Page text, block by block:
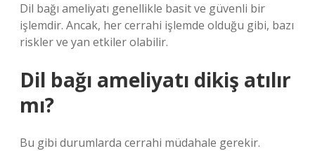
Dil bağı ameliyatı genellikle basit ve güvenli bir
işlemdir. Ancak, her cerrahi işlemde olduğu gibi, bazı
riskler ve yan etkiler olabilir.
Dil bağı ameliyatı dikiş atılır
mı?
Bu gibi durumlarda cerrahi müdahale gerekir.